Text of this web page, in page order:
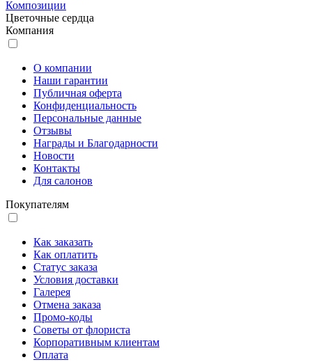
Композиции
Цветочные сердца
Компания
О компании
Наши гарантии
Публичная оферта
Конфиденциальность
Персональные данные
Отзывы
Награды и Благодарности
Новости
Контакты
Для салонов
Покупателям
Как заказать
Как оплатить
Статус заказа
Условия доставки
Галерея
Отмена заказа
Промо-коды
Советы от флориста
Корпоративным клиентам
Оплата